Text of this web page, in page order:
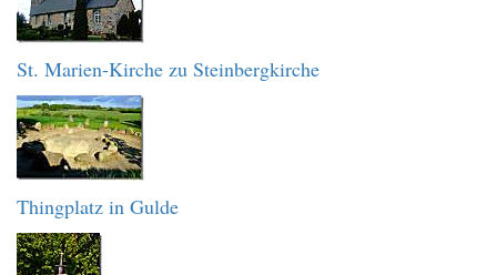
St. Marien-Kirche zu Steinbergkirche
Thingplatz in Gulde